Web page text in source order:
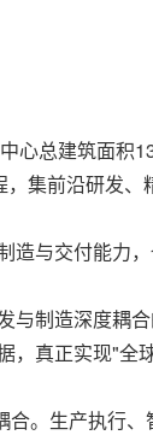
总建筑面
集前沿研发、
与交付能力
制造深度耦
真正实现"全
。生产执行